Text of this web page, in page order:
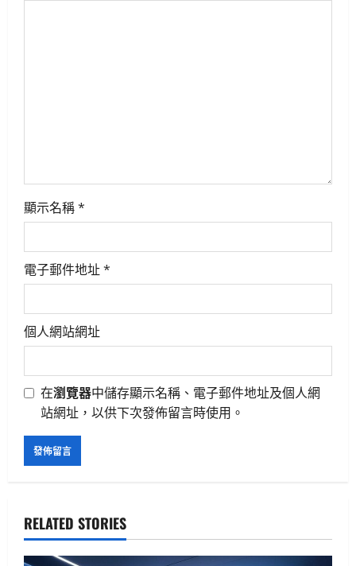
n
顯示名稱*
電子郵件地址*
個人網站網址
在瀏覽器中儲存顯示名稱、電子郵件地址及個人網
站網址，以供下次發佈留言時使用。
RELATED STORIES